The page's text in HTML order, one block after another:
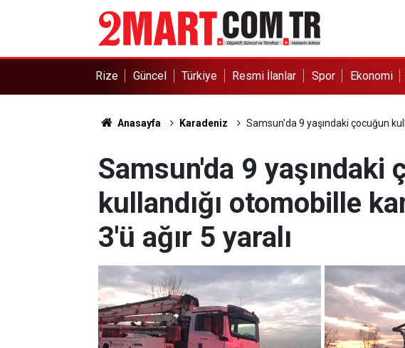
Rize Güncel Türkiye Resmi İlanlar Spor Ekonomi
Anasayfa Karadeniz Samsun'da 9 yaşındaki çocuğun
Samsun'da 9 yaşındaki
kullandığı otomobille
3'ü ağır 5 yaralı